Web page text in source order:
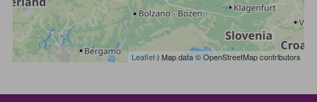
Leaflet| Map data © OpenStreetMap contributors